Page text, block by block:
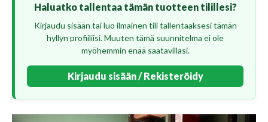
Haluatko tallentaa tämän tuotteen tilillesi?
Kirjaudu sisään tai luo ilmainen tili tallentaaksesi tämän
hyllyn profiiliisi. Muuten tämä suunnitelma ei ole
myöhemmin enää saatavillasi.
Kirjaudu sisään / Rekisteröidy